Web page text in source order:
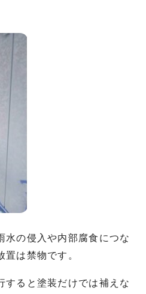
水の侵入や内部腐食につな
は禁物です。
すると塗装だけでは補えな